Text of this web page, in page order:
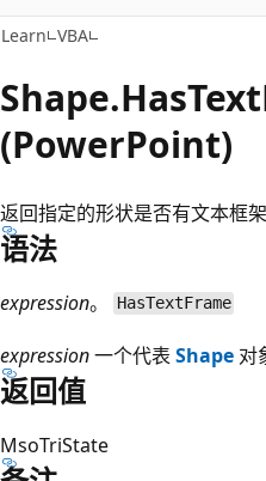
Learn VBA
(PowerPoint)
返回指定的形状是否有文本框架
语法
expression。 HasTextFrame
expression一个代表 Shape 对
返回值
MsoTriState